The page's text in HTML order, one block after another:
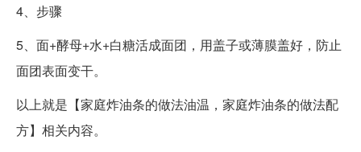
4、步骤
5、面+酵母+水+白糖活成面团，用盖子或薄膜盖好，防止
面团表面变干。
以上就是【家庭炸油条的做法油温，家庭炸油条的做法配
方】相关内容。